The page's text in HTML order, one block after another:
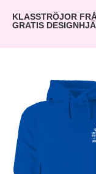
KLASSTRÖJOR
GRATIS